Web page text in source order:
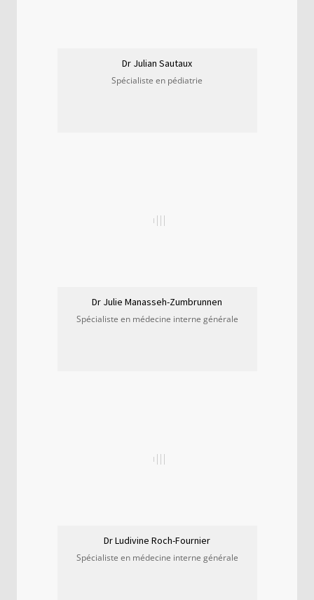
Dr Julian Sautaux
Spécialiste en pédiatrie
Dr Julie Manasseh-Zumbrunnen
Spécialiste en médecine interne générale
Dr Ludivine Roch-Fournier
Spécialiste en médecine interne générale